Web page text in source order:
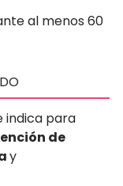
al menos 60
indica para
de
y